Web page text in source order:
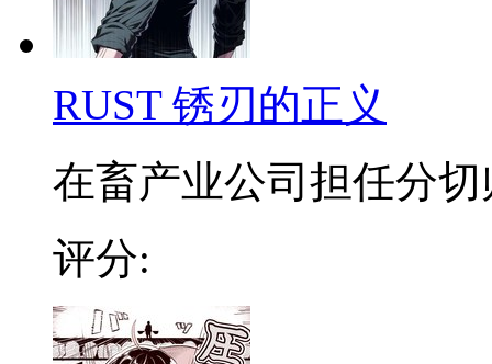
RUST 锈刃的正义
在畜产业公司担任分切
评分: